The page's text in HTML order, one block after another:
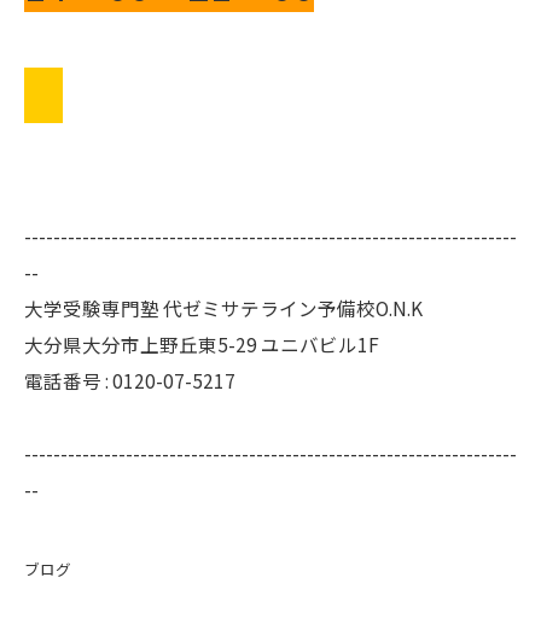
--------------------------------------------------------------------
--
大学受験専門塾 代ゼミサテライン予備校O.N.K
大分県大分市上野丘東5-29 ユニバビル1F
電話番号 : 0120-07-5217
--------------------------------------------------------------------
--
ブログ